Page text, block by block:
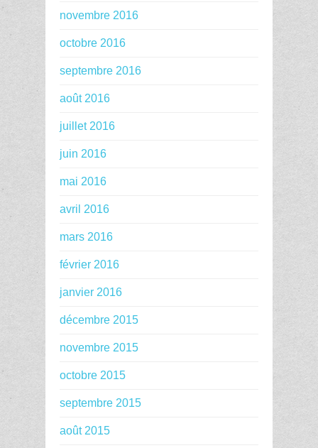
novembre 2016
octobre 2016
septembre 2016
août 2016
juillet 2016
juin 2016
mai 2016
avril 2016
mars 2016
février 2016
janvier 2016
décembre 2015
novembre 2015
octobre 2015
septembre 2015
août 2015